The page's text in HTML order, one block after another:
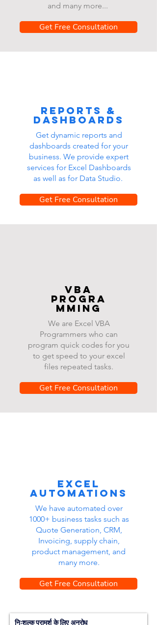
and many more...
Get Free Consultation
Reports &
dashboards
Get dynamic reports and
dashboards created for your
business. We provide expert
services for Excel Dashboards
as well as for Data Studio.
Get Free Consultation
VBA
progra
mming
We are Excel VBA
Programmers who can
program quick codes for you
to get speed to your excel
files repeated tasks.
Get Free Consultation
Excel
automations
We have automated over
1000+ business tasks such as
Quote Generation, CRM,
Invoicing, supply chain,
product management, and
many more.
Get Free Consultation
निःशुल्क परामर्श के लिए अनुरोध